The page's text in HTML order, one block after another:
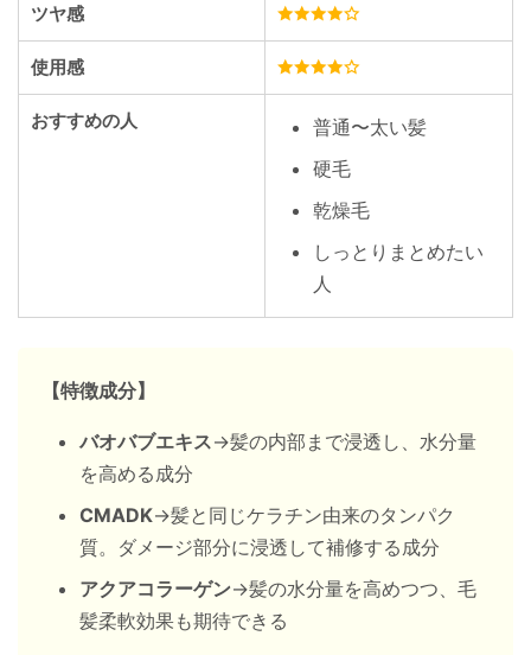
ツヤ感
使用感
おすすめの人
普通〜太い髪
硬毛
乾燥毛
しっとりまとめたい
人
【特徴成分】
バオバブエキス→髪の内部まで浸透し、水分量
を高める成分
CMADK→髪と同じケラチン由来のタンパク
質。ダメージ部分に浸透して補修する成分
アクアコラーゲン→髪の水分量を高めつつ、毛
髪柔軟効果も期待できる